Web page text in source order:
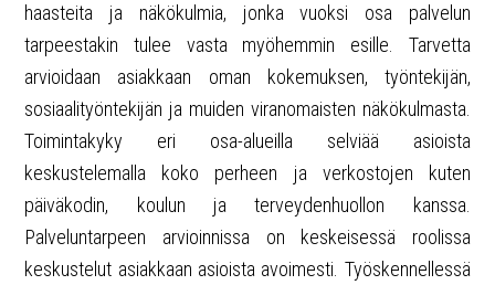
haasteita ja näkökulmia, jonka vuoksi osa palvelun
tarpeestakin tulee vasta myöhemmin esille. Tarvetta
arvioidaan asiakkaan oman kokemuksen, työntekijän,
sosiaalityöntekijän ja muiden viranomaisten näkökulmasta.
Toimintakyky eri osa-alueilla selviää asioista
keskustelemalla koko perheen ja verkostojen kuten
päiväkodin, koulun ja terveydenhuollon kanssa.
Palveluntarpeen arvioinnissa on keskeisessä roolissa
keskustelut asiakkaan asioista avoimesti. Työskennellessä